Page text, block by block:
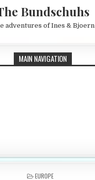
Bundschuhs
adventures of Ines & Bjoern
MAIN NAVIGATION
POSTED IN
EUROPE